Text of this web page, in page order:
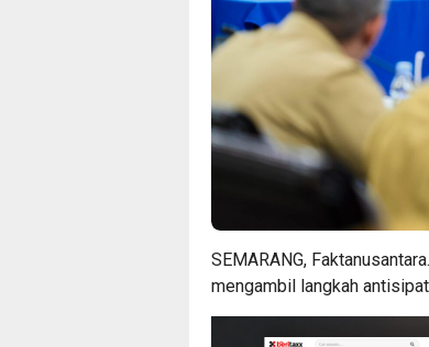
SEMARANG,
mengambil langkah